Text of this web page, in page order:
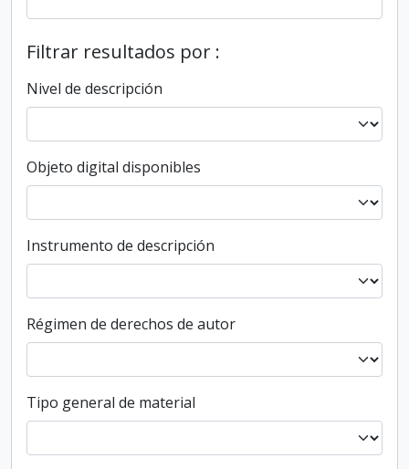
Filtrar resultados por :
Nivel de descripción
Objeto digital disponibles
Instrumento de descripción
Régimen de derechos de autor
Tipo general de material